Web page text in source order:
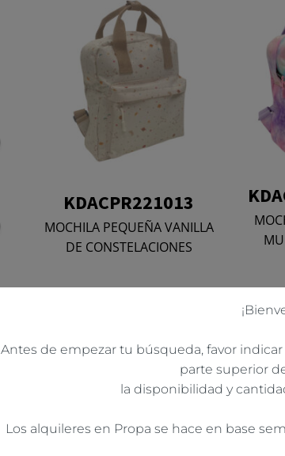
Antes de empezar tu búsqueda, favor
parte superior
la disponibilidad y
Los alquileres en Propa se hace en base
KDACPR221013
MOCHILA PEQUEÑA VANILLA
DE CONSTELACIONES